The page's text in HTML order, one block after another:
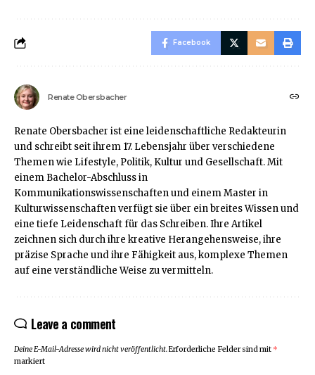
Facebook
Renate Obersbacher
Renate Obersbacher ist eine leidenschaftliche Redakteurin
und schreibt seit ihrem 17. Lebensjahr über verschiedene
Themen wie Lifestyle, Politik, Kultur und Gesellschaft. Mit
einem Bachelor-Abschluss in
Kommunikationswissenschaften und einem Master in
Kulturwissenschaften verfügt sie über ein breites Wissen und
eine tiefe Leidenschaft für das Schreiben. Ihre Artikel
zeichnen sich durch ihre kreative Herangehensweise, ihre
präzise Sprache und ihre Fähigkeit aus, komplexe Themen
auf eine verständliche Weise zu vermitteln.
Leave a comment
Deine E-Mail-Adresse wird nicht veröffentlicht.Erforderliche Felder sind mit *
markiert